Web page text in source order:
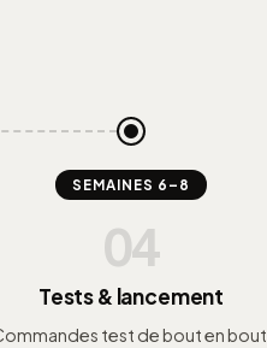
SEMAINES 6–8
04
Tests & lancement
test de bout en bout,